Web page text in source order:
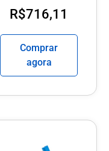
R$716,11
Comprar
agora